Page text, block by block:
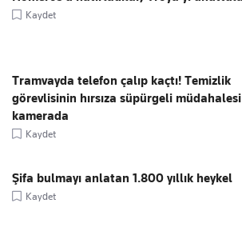
Kaydet
Tramvayda telefon çalıp kaçtı! Temizlik
görevlisinin hırsıza süpürgeli müdahalesi
kamerada
Kaydet
Şifa bulmayı anlatan 1.800 yıllık heykel
Kaydet